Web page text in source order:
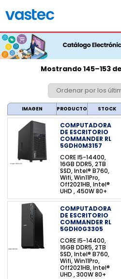
Mostrando 145–153
IMAGEN PRODUCTO STOCK
COMPUTADORA
DE ESCRITORIO
COMMANDER RL
5GDH0M3157
CORE I5-14400,
16GB DDR5, 2TB
SSD, Intel® B760,
Wifi, Win11Pro,
Off2021HB, Intel®
UHD , 450W 80+
COMPUTADORA
DE ESCRITORIO
COMMANDER RL
5GDH0G3305
CORE I5-14400,
16GB DDR5, 2TB
SSD, Intel® B760,
Wifi, Win11Pro,
Off2021HB, Intel®
UHD , 300W 80+